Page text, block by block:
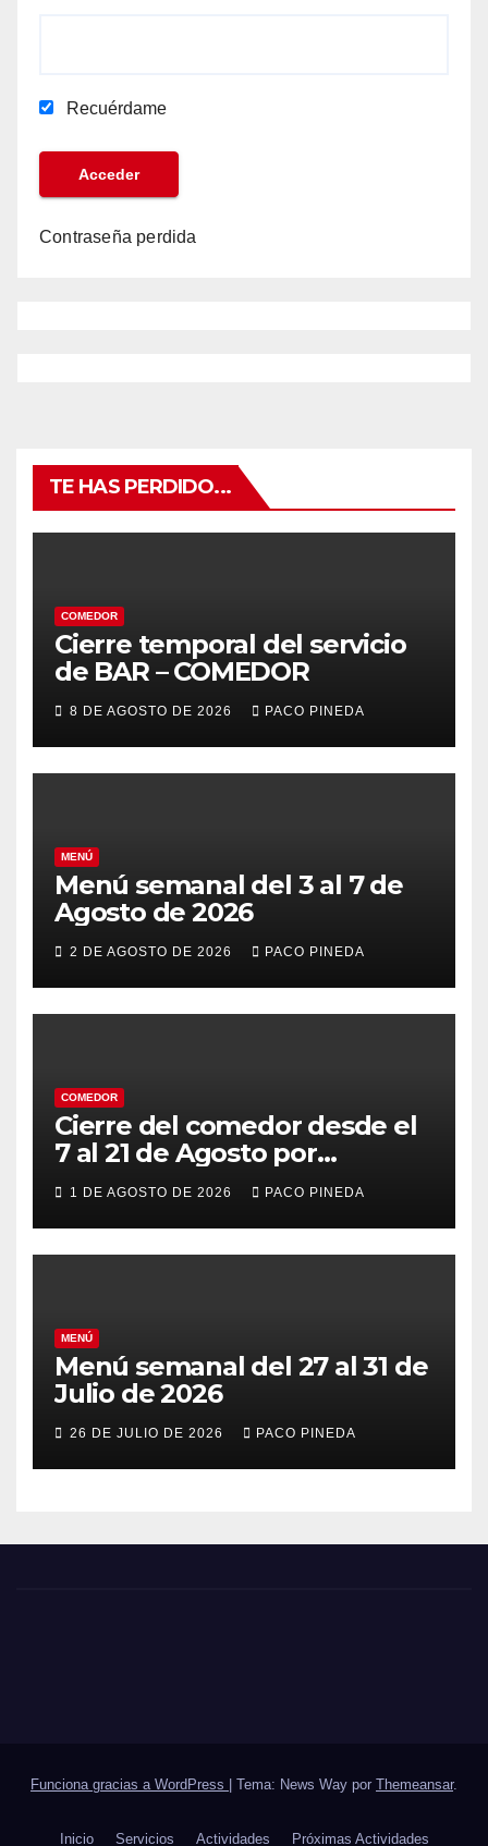
Recuérdame
Contraseña perdida
TE HAS PERDIDO...
COMEDOR
Cierre temporal del servicio
de BAR – COMEDOR
8 DE AGOSTO DE 2026 PACO PINEDA
MENÚ
Menú semanal del 3 al 7 de
Agosto de 2026
2 DE AGOSTO DE 2026 PACO PINEDA
COMEDOR
Cierre del comedor desde el
7 al 21 de Agosto por
vacaciones
1 DE AGOSTO DE 2026 PACO PINEDA
MENÚ
Menú semanal del 27 al 31 de
Julio de 2026
26 DE JULIO DE 2026 PACO PINEDA
Funciona gracias a WordPress Tema: News Way por Themeansar.
Inicio Servicios Actividades Próximas Actividades